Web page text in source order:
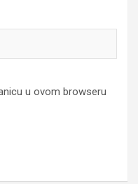
u ovom browseru